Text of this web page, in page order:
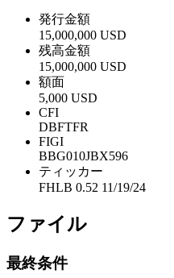
発行金額
15,000,000 USD
残高金額
15,000,000 USD
額面
5,000 USD
CFI
DBFTFR
FIGI
BBG010JBX596
ティッカー
FHLB 0.52 11/19/24
ファイル
最終条件